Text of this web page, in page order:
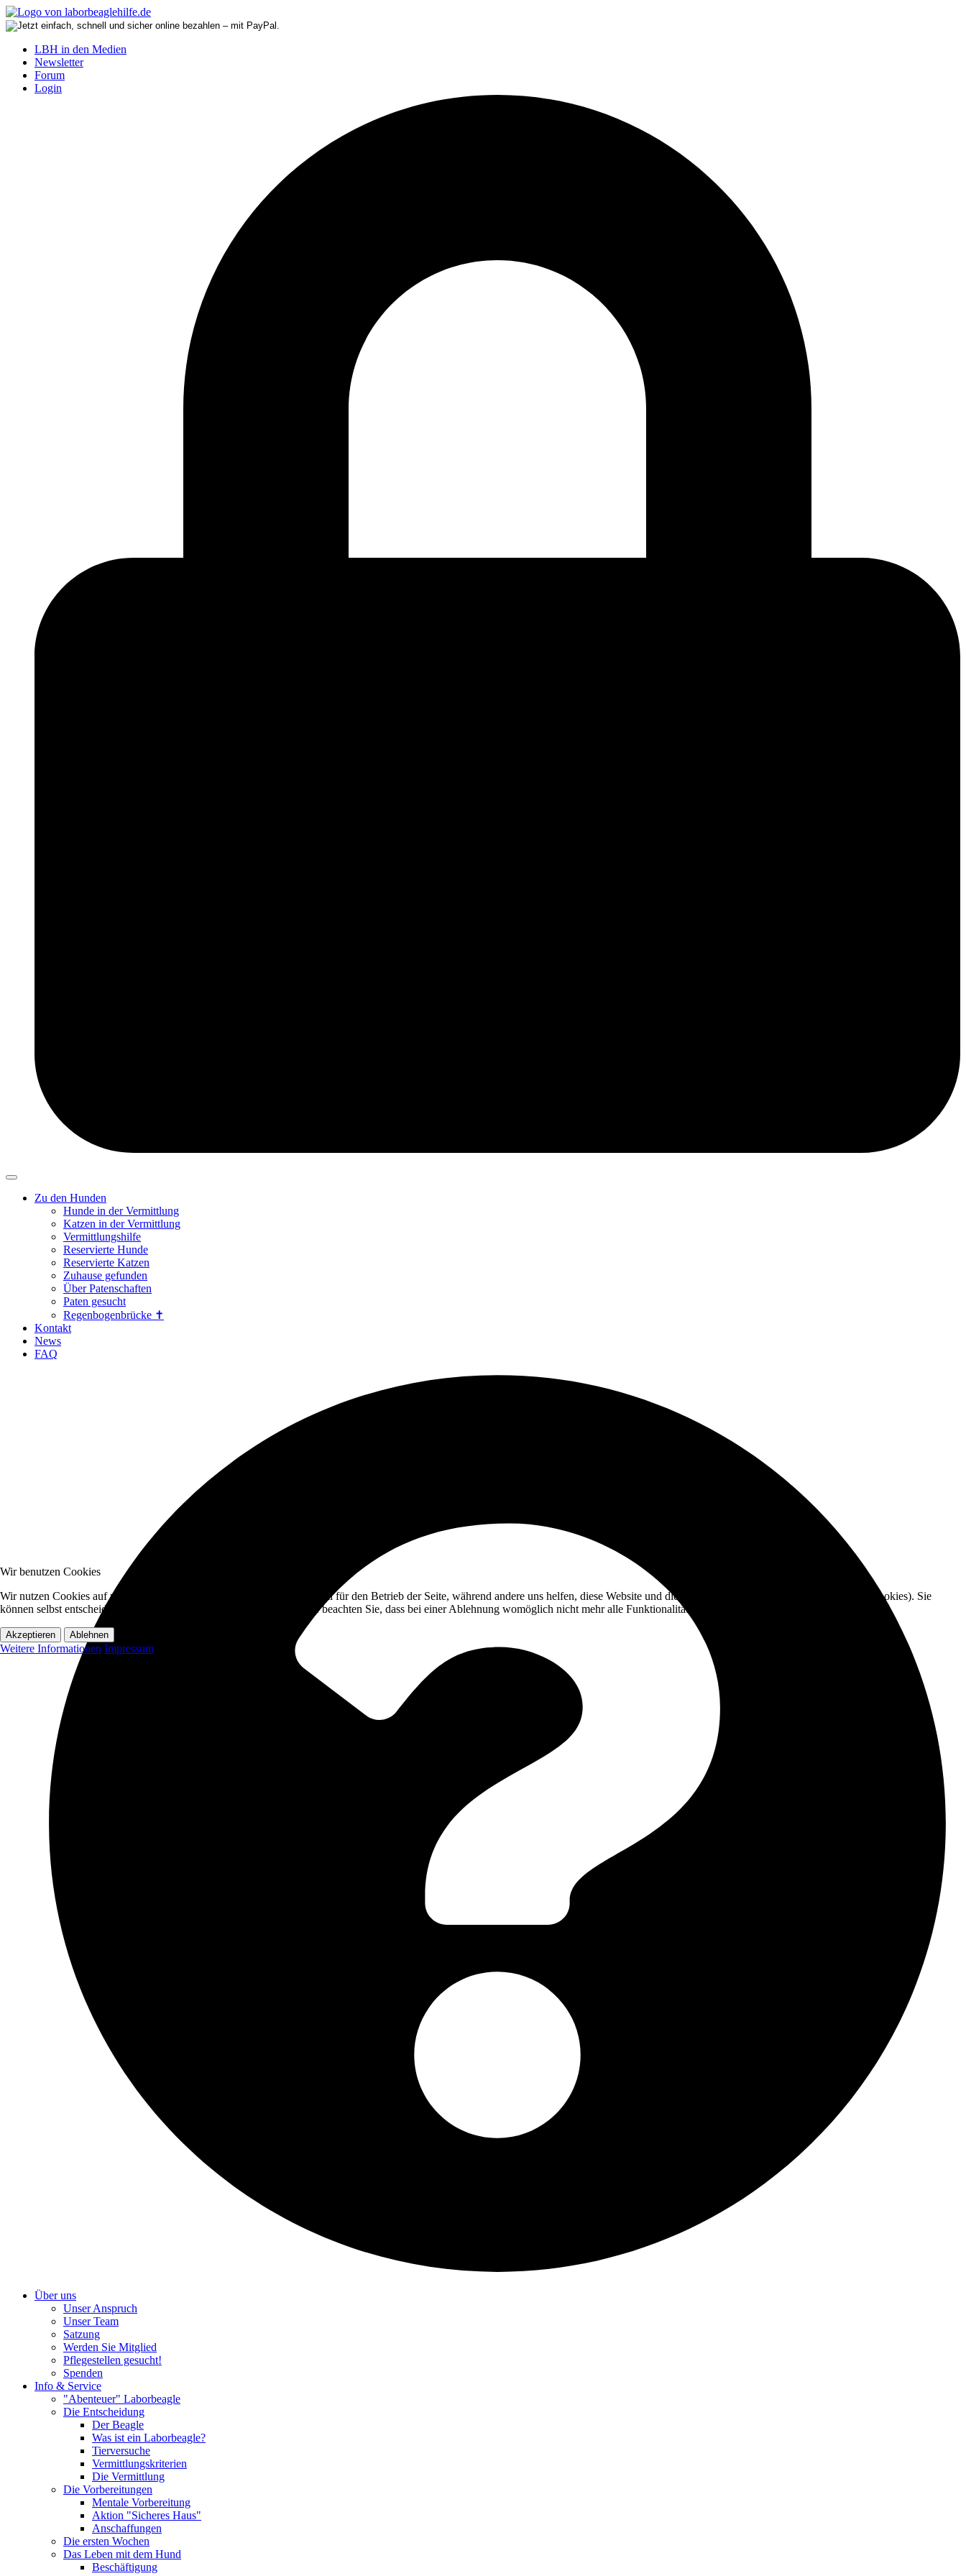
LBH in den Medien
Newsletter
Forum
Login
Zu den Hunden
Hunde in der Vermittlung
Katzen in der Vermittlung
Vermittlungshilfe
Reservierte Hunde
Reservierte Katzen
Zuhause gefunden
Über Patenschaften
Paten gesucht
Regenbogenbrücke ✝
Kontakt
News
FAQ
Über uns
Unser Anspruch
Unser Team
Satzung
Werden Sie Mitglied
Pflegestellen gesucht!
Spenden
Info & Service
"Abenteuer" Laborbeagle
Die Entscheidung
Der Beagle
Was ist ein Laborbeagle?
Tierversuche
Vermittlungskriterien
Die Vermittlung
Die Vorbereitungen
Mentale Vorbereitung
Aktion "Sicheres Haus"
Anschaffungen
Die ersten Wochen
Das Leben mit dem Hund
Beschäftigung
Wir benutzen Cookies
Wir nutzen Cookies auf unserer Website. Einige von ihnen sind essenziell für den Betrieb der Seite, während andere uns helfen, diese Website und die Nutzererfahrung zu verbessern (Tracking Cookies). Sie
können selbst entscheiden, ob Sie die Cookies zulassen möchten. Bitte beachten Sie, dass bei einer Ablehnung womöglich nicht mehr alle Funktionalitäten der Seite zur Verfügung stehen.
Akzeptieren Ablehnen
Weitere Informationen Impressum